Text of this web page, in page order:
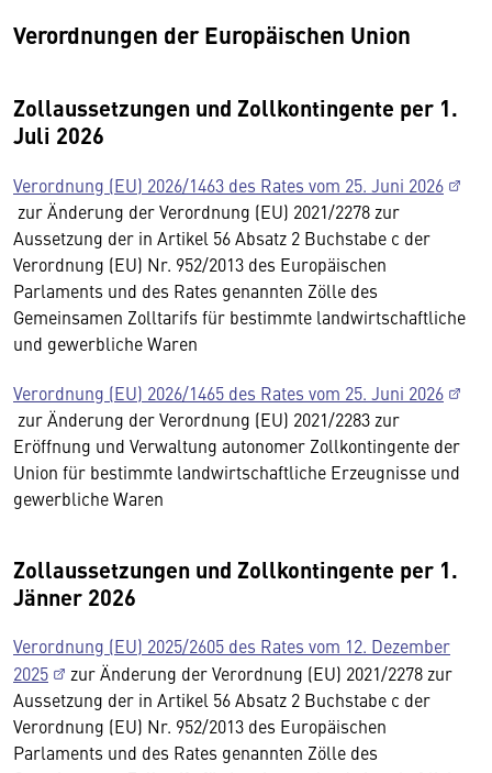
Verordnungen der Europäischen Union
Zollaussetzungen und Zollkontingente per 1.
Juli 2026
Verordnung (EU) 2026/1463 des Rates vom 25. Juni 2026
zur Änderung der Verordnung (EU) 2021/2278 zur
Aussetzung der in Artikel 56 Absatz 2 Buchstabe c der
Verordnung (EU) Nr. 952/2013 des Europäischen
Parlaments und des Rates genannten Zölle des
Gemeinsamen Zolltarifs für bestimmte landwirtschaftliche
und gewerbliche Waren
Verordnung (EU) 2026/1465 des Rates vom 25. Juni 2026
zur Änderung der Verordnung (EU) 2021/2283 zur
Eröffnung und Verwaltung autonomer Zollkontingente der
Union für bestimmte landwirtschaftliche Erzeugnisse und
gewerbliche Waren
Zollaussetzungen und Zollkontingente per 1.
Jänner 2026
Verordnung (EU) 2025/2605 des Rates vom 12. Dezember
2025
zur Änderung der Verordnung (EU) 2021/2278 zur
Aussetzung der in Artikel 56 Absatz 2 Buchstabe c der
Verordnung (EU) Nr. 952/2013 des Europäischen
Parlaments und des Rates genannten Zölle des